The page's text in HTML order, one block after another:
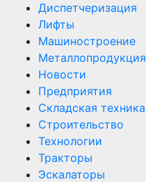
Диспетчеризация
Лифты
Машиностроение
Металлопродукция
Новости
Предприятия
Складская техника
Строительство
Технологии
Тракторы
Эскалаторы